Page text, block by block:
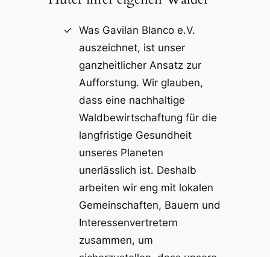
Was Gavilan Blanco e.V.
auszeichnet, ist unser
ganzheitlicher Ansatz zur
Aufforstung. Wir glauben,
dass eine nachhaltige
Waldbewirtschaftung für die
langfristige Gesundheit
unseres Planeten
unerlässlich ist. Deshalb
arbeiten wir eng mit lokalen
Gemeinschaften, Bauern und
Interessenvertretern
zusammen, um